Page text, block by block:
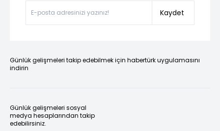
Kaydet
Günlük gelişmeleri takip edebilmek için habertürk uygulamasını
indirin
Günlük gelişmeleri sosyal
medya hesaplarından takip
edebilirsiniz.